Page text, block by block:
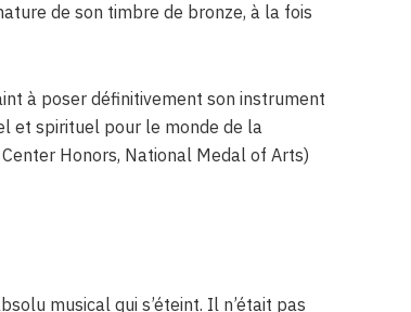
de son timbre de bronze, à la fois
à poser définitivement son instrument
et spirituel pour le monde de la
Honors, National Medal of Arts)
musical qui s’éteint. Il n’était pas